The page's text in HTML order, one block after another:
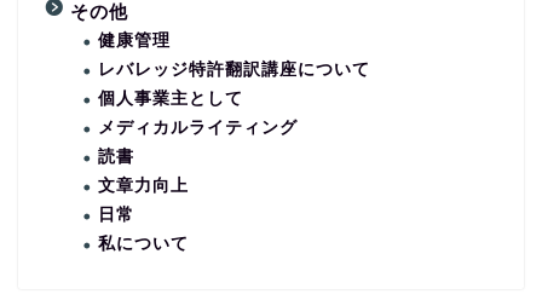
その他
健康管理
レバレッジ特許翻訳講座について
個人事業主として
メディカルライティング
読書
文章力向上
日常
私について